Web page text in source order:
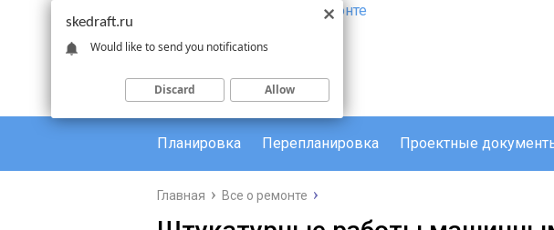
Планировка Перепланировка Проектные
Главная Все о ремонте
skedraft.ru
Would like to send you notifications
Discard Allow